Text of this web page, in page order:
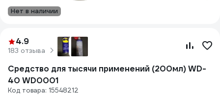
Нет в наличии
4.9
183 отзыва
Средство для тысячи применений (200мл) WD-
40 WD0001
Код товара: 15548212